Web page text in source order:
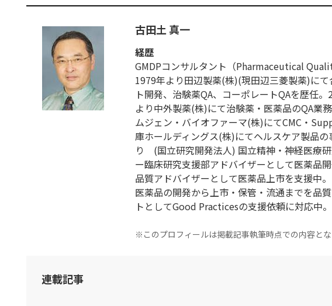
古田土 真一
経歴
GMDPコンサルタント（Pharmaceutical
1979年より田辺製薬(株)(現田辺三菱製薬)に
ト開発、治験薬QA、コーポレートQAを歴任
より中外製薬(株)にて治験薬・医薬品のQA業
ムジェン・バイオファーマ(株)にてCMC・
庫ホールディングス(株)にてヘルスケア製品
り (国立研究開発法人) 国立精神・神経医療
ー臨床研究支援部アドバイザーとして医薬品
品質アドバイザーとして医薬品上市を支援中。
医薬品の開発から上市・保管・流通までを品
トとしてGood Practicesの支援依頼に対応中。
※このプロフィールは掲載記事執筆時点での内容と
連載記事